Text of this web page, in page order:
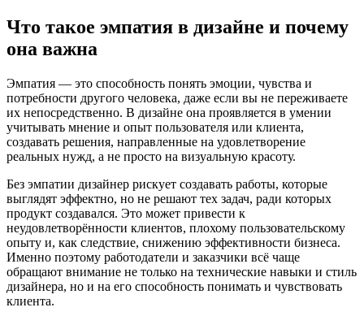
Что такое эмпатия в дизайне и почему
она важна
Эмпатия — это способность понять эмоции, чувства и
потребности другого человека, даже если вы не переживаете
их непосредственно. В дизайне она проявляется в умении
учитывать мнение и опыт пользователя или клиента,
создавать решения, направленные на удовлетворение
реальных нужд, а не просто на визуальную красоту.
Без эмпатии дизайнер рискует создавать работы, которые
выглядят эффектно, но не решают тех задач, ради которых
продукт создавался. Это может привести к
неудовлетворённости клиентов, плохому пользовательскому
опыту и, как следствие, снижению эффективности бизнеса.
Именно поэтому работодатели и заказчики всё чаще
обращают внимание не только на технические навыки и стиль
дизайнера, но и на его способность понимать и чувствовать
клиента.